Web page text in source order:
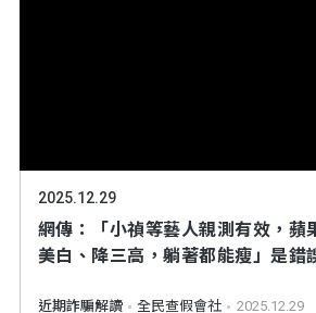
2025.12.29
網傳：「小禎等藝人親測有效，蘋
美白、降三高，躺著都能瘦」是錯
近期詐騙解讀 全民查假會社 2025.12.29